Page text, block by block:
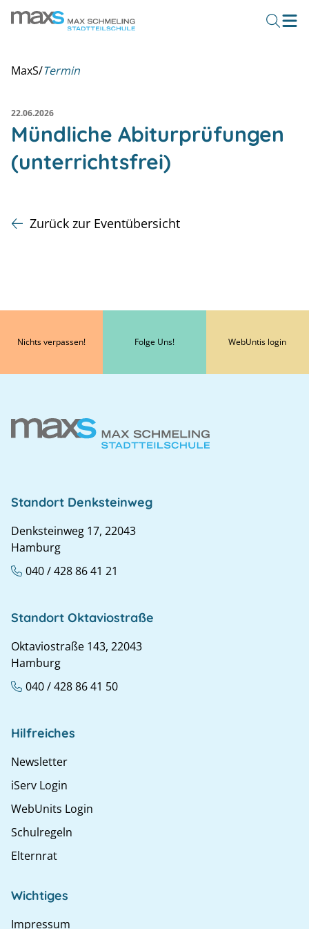
MaxS/Termin
22.06.2026
Mündliche Abiturprüfungen
(unterrichtsfrei)
Zurück zur Eventübersicht
Nichts verpassen! Folge Uns! WebUntis login
Standort Denksteinweg
Denksteinweg 17, 22043
Hamburg
040 / 428 86 41 21
Standort Oktaviostraße
Oktaviostraße 143, 22043
Hamburg
040 / 428 86 41 50
Hilfreiches
Newsletter
iServ Login
WebUnits Login
Schulregeln
Elternrat
Wichtiges
Impressum